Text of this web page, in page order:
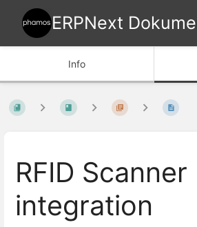
ERPNext
Info
RFID Scanner
integration